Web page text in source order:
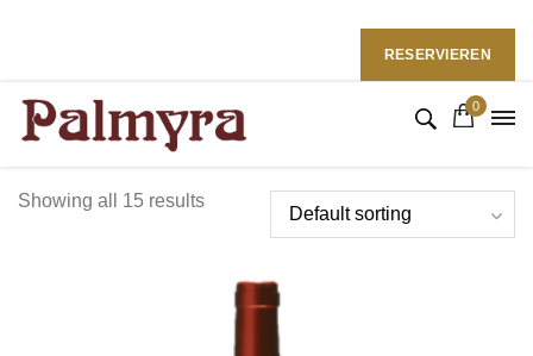
RESERVIEREN
0
Showing all 15 results